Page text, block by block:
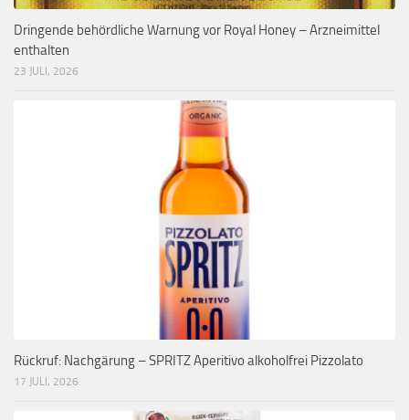
Dringende behördliche Warnung vor Royal Honey – Arzneimittel
enthalten
23 JULI, 2026
Rückruf: Nachgärung – SPRITZ Aperitivo alkoholfrei Pizzolato
17 JULI, 2026